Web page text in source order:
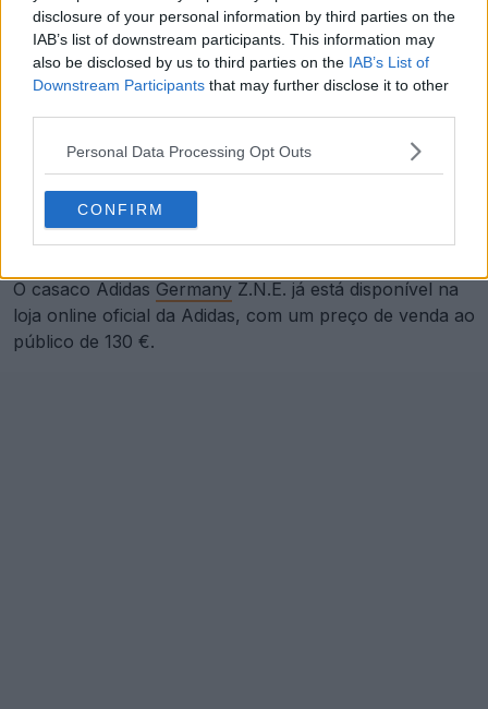
disclosure of your personal information by third parties on the
IAB’s list of downstream participants. This information may
also be disclosed by us to third parties on the IAB’s List of
Downstream Participants that may further disclose it to other
Personal Data Processing Opt Outs
CONFIRM
O casaco Adidas Germany Z.N.E. já está disponível na
loja online oficial da Adidas, com um preço de venda ao
público de 130 €.